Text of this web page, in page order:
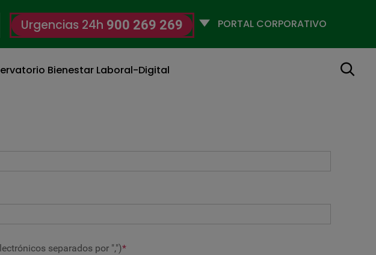
Urgencias 24h 900 269 269
Selecciona
Bienestar Laboral-Digital Buscar
separados por ",")*